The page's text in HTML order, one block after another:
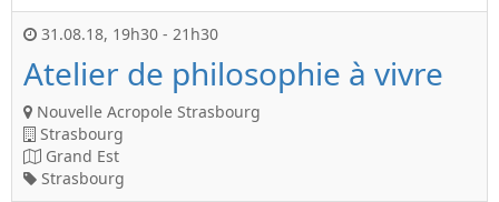
31.08.18, 19h30 - 21h30
Atelier de philosophie à vivre
Nouvelle Acropole Strasbourg
Strasbourg
Grand Est
Strasbourg